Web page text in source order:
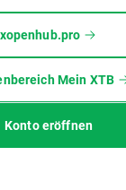
xopenhub.pro
Mein XTB
Konto eröffnen